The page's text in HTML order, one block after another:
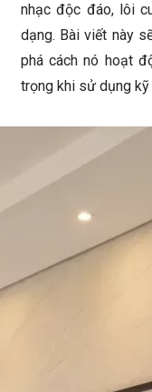
nhạc độc đáo, lôi
dạng. Bài viết này
phá cách nó hoạt
trọng khi sử dụng kỹ